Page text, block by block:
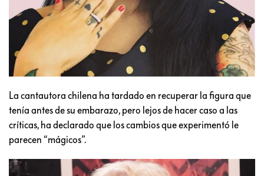
La cantautora chilena ha tardado en recuperar la figura que
tenía antes de su embarazo, pero lejos de hacer caso a las
críticas, ha declarado que los cambios que experimentó le
parecen “mágicos”.